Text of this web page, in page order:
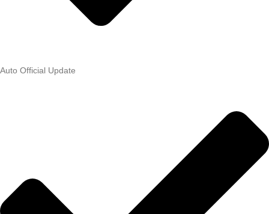
Auto Official Update